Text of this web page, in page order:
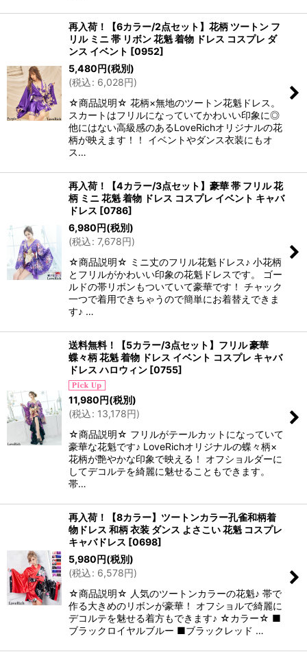
再入荷！【6カラー/2点セット】花柄 ツートン フ
リル ミニ 帯 リボン 花魁 着物 ドレス コスプレ ダ
ンス イベント [0952]
5,480円(税別)
(税込: 6,028円)
☆商品説明☆ 花柄×無地のツートン花魁ドレス。
スカートはフリルになっていてかわいい印象に◎
他にはない高級感のあるLoveRichオリジナルの花
柄が映えます！！ イベントやダンス衣装にもオ
ス…
再入荷！【4カラー/3点セット】豪華 帯 フリル 花
柄 ミニ 花魁 着物 ドレス コスプレ イベント キャバ
ドレス [0786]
6,980円(税別)
(税込: 7,678円)
☆商品説明☆ ミニ丈のフリル花魁ドレス♪ 小花柄
とフリルがかわいい印象の花魁ドレスです。 ゴー
ルドの帯リボンもついていて豪華です！ チャック
一つで着用できちゃうので簡単にお着替えできま
す♪ …
送料無料！【5カラー/3点セット】フリル 豪華
蝶々柄 花魁 着物 ドレス イベント コスプレ キャバ
ドレス ハロウィン [0755]
11,980円(税別)
(税込: 13,178円)
☆商品説明☆ フリルがテールカットになっていて
豪華な花魁です♪ LoveRichオリジナルの蝶々柄×
花柄が艶やかな印象で映える！ オフショルダーに
してデコルテを綺麗に魅せることもできます。
帯…
再入荷！【8カラー】ツートンカラー孔雀和柄着
物ドレス 和柄 衣装 ダンス よさこい 花魁 コスプレ
キャバドレス [0698]
5,980円(税別)
(税込: 6,578円)
☆商品説明☆ 人気のツートンカラーの花魁♪ 帯で
作る大きめのリボンが豪華！ オフショルで綺麗に
デコルテを魅せる着方もできます♪ ☆カラー☆ ■
ブラックロイヤルブルー ■ブラックレッド …